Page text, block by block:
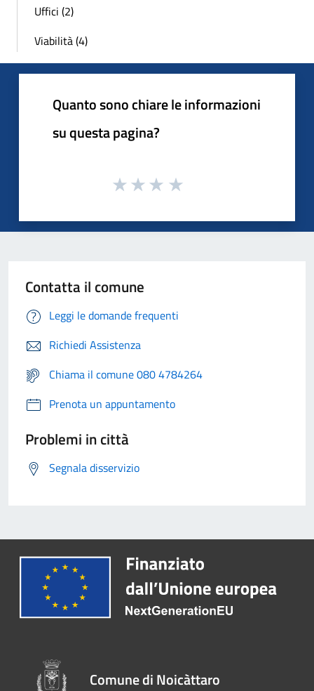
Uffici (2)
Viabilità (4)
Quanto sono chiare le informazioni
su questa pagina?
Contatta il comune
Leggi le domande frequenti
Richiedi Assistenza
Chiama il comune 080 4784264
Prenota un appuntamento
Problemi in città
Segnala disservizio
Comune di Noicàttaro